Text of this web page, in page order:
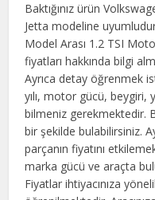
Baktığınız ürün
Jetta modeline
Model Arası 1.2 TSI
fiyatları hakkında bilgi
Ayrıca detay öğrenmek
yılı, motor gücü, beygiri,
bilmeniz gerekmektedir.
bir şekilde bulabilirsiniz.
parçanın fiyatını
marka gücü ve araçta
Fiyatlar ihtiyacınıza